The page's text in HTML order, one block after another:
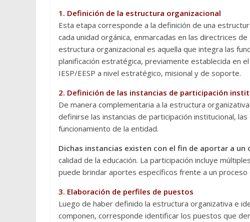
1. Definición de la estructura organizacional
Esta etapa corresponde a la definición de una
cada unidad orgánica, enmarcadas en las directrices
estructura organizacional es aquella que integra las
planificación estratégica, previamente establecida en
IESP/EESP a nivel estratégico, misional y de soporte.
2. Definición de las instancias de participación
De manera complementaria a la estructura
definirse las instancias de participación institucional,
funcionamiento de la entidad.
Dichas instancias existen con el fin de aportar a
calidad de la educación. La participación incluye
puede brindar aportes específicos frente a un proceso
3. Elaboración de perfiles de puestos
Luego de haber definido la estructura organizativa e
componen, corresponde identificar los puestos que